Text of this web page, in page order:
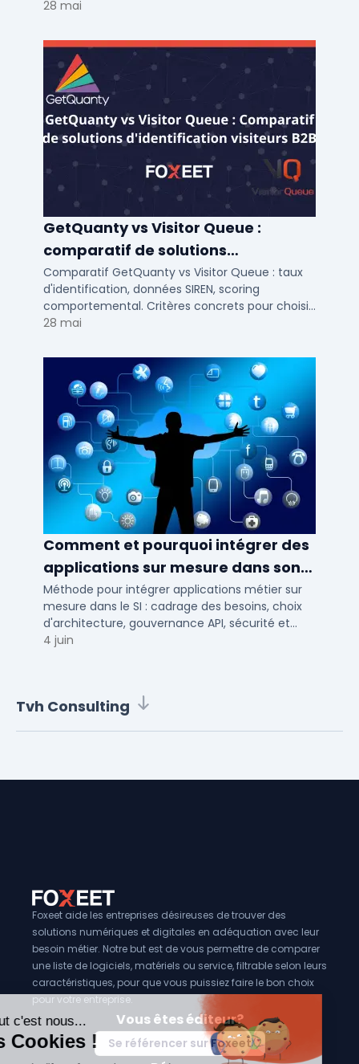
Voici notre ...
28 mai
GetQuanty vs Visitor Queue :
comparatif de solutions
d'identification visiteurs B2B
Comparatif GetQuanty vs Visitor Queue : taux
d'identification, données SIREN, scoring
comportemental. Critères concrets pour choisir
votre solution de lead generation B2B en PME et
28 mai
Comment et pourquoi intégrer des
applications sur mesure dans son
SI ?
Méthode pour intégrer applications métier sur
mesure dans le SI : cadrage des besoins, choix
d'architecture, gouvernance API, sécurité et
conduite du changement.
4 juin
Tvh Consulting
Foxeet aide les entreprises désireuses de trouver des
solutions numériques et digitales en adéquation avec leur
besoin métier. Notre but est de vous permettre de comparer
une liste de logiciels, matériels ou service, filtrable selon leurs
caractéristiques, pour que vous puissiez faire le bon choix
pour votre entreprise.
Vous êtes éditeur?
Se référencer sur Foxeet